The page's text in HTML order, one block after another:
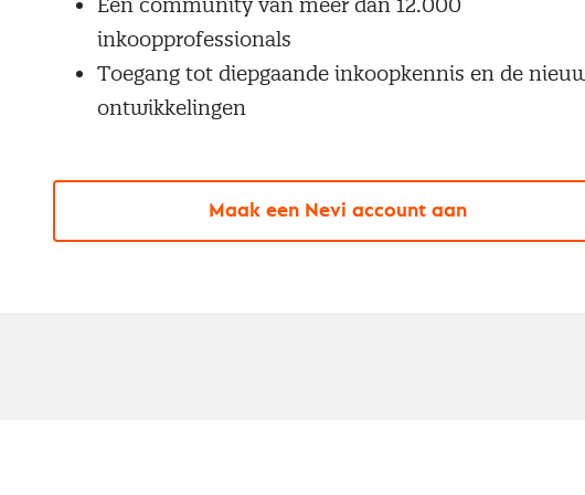
inkoopprofessionals
Toegang tot diepgaande inkoopkennis en de
ontwikkelingen
Maak een Nevi account aan